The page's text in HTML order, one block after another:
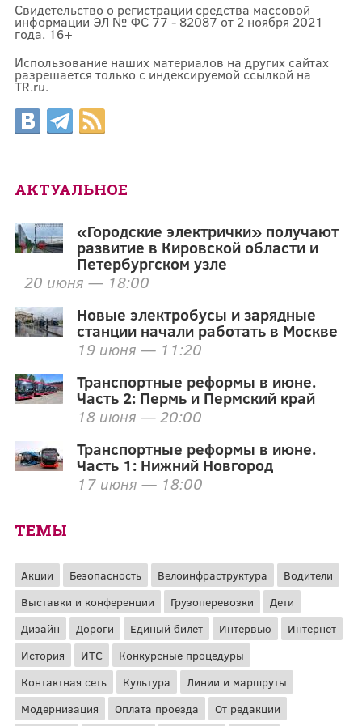
Свидетельство о регистрации средства массовой
информации ЭЛ № ФС 77 - 82087 от 2 ноября 2021
года. 16+
Использование наших материалов на других сайтах
разрешается только с индексируемой ссылкой на
TR.ru.
АКТУАЛЬНОЕ
«Городские электрички» получают
развитие в Кировской области и
Петербургском узле
20 июня — 18:00
Новые электробусы и зарядные
станции начали работать в Москве
19 июня — 11:20
Транспортные реформы в июне.
Часть 2: Пермь и Пермский край
18 июня — 20:00
Транспортные реформы в июне.
Часть 1: Нижний Новгород
17 июня — 18:00
ТЕМЫ
Акции Безопасность Велоинфраструктура
Водители
Выставки и конференции
Грузоперевозки
Дети
Дизайн
Дороги Единый билет Интервью
Интернет
История
ИТС
Конкурсные процедуры
Контактная сеть
Культура
Линии и маршруты
Модернизация
Оплата проезда От редакции